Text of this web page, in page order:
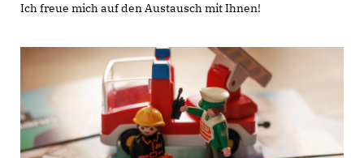
Ich freue mich auf den Austausch mit Ihnen!